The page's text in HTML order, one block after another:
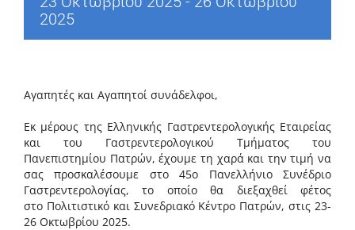
2025
Αγαπητές και Αγαπητοί συνάδελφοι,
Εκ μέρους της Ελληνικής Γαστρεντερολογικής Εταιρείας
και του Γαστρεντερολογικού Τμήματος του
Πανεπιστημίου Πατρών, έχουμε τη χαρά και την τιμή να
σας προσκαλέσουμε στο 45ο Πανελλήνιο Συνέδριο
Γαστρεντερολογίας, το οποίο θα διεξαχθεί φέτος
στο Πολιτιστικό και Συνεδριακό Κέντρο Πατρών, στις 23-
26 Οκτωβρίου 2025.